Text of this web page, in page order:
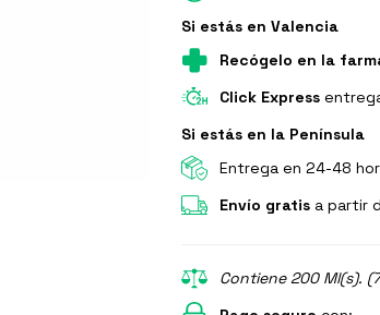
Si estás en Valencia
Recógelo en la
Click Express
Si estás en la Península
Entrega en 24-48
Envío gratis a partir
Contiene 200 Ml(s).